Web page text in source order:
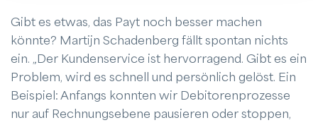
Gibt es etwas, das Payt noch besser machen
könnte? Martijn Schadenberg fällt spontan nichts
ein. „Der Kundenservice ist hervorragend. Gibt es ein
Problem, wird es schnell und persönlich gelöst. Ein
Beispiel: Anfangs konnten wir Debitorenprozesse
nur auf Rechnungsebene pausieren oder stoppen,